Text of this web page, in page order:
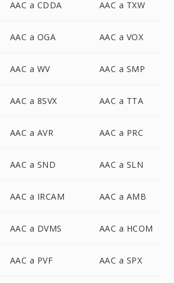
AAC a CDDA AAC a TXW
AAC a OGA AAC a VOX
AAC a WV AAC a SMP
AAC a 8SVX AAC a TTA
AAC a AVR AAC a PRC
AAC a SND AAC a SLN
AAC a IRCAM AAC a AMB
AAC a DVMS AAC a HCOM
AAC a PVF AAC a SPX